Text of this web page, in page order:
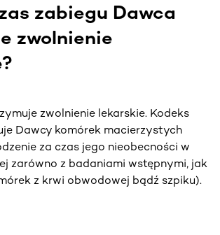
zabiegu Dawca
zwolnienie
zwolnienie lekarskie. Kodeks
Dawcy komórek macierzystych
za czas jego nieobecności w
zarówno z badaniami wstępnymi, jak
z krwi obwodowej bądź szpiku).